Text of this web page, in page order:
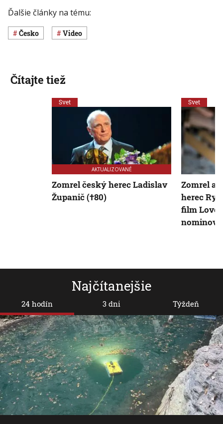
Ďalšie články na tému:
Česko Video
Najčítanejšie
24 hodín 3 dni Týždeň
Čítajte tiež
Svet
AKTUALIZOVANÉ
Zomrel český herec Ladislav
Županič (†80)
Svet
Zomrel
herec
film Love